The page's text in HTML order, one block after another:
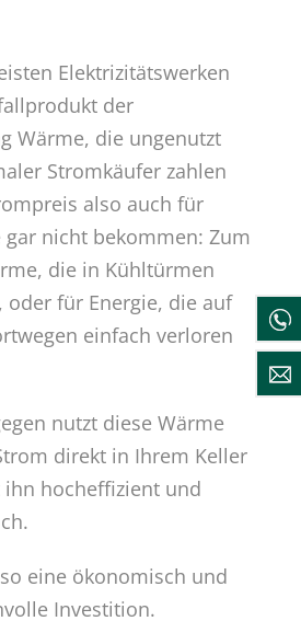
Elektrizitätswerken
der
Wärme, die ungenutzt
Stromkäufer zahlen
also auch für
gar nicht bekommen: Zum
die in Kühltürmen
für Energie, die auf
einfach verloren
nutzt diese Wärme
direkt in Ihrem Keller
ihn hocheffizient und
eine ökonomisch und
Investition.